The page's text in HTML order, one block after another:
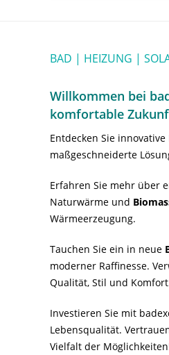
BAD | HEIZUNG |
Willkommen bei
komfortable
Entdecken Sie innovative
maßgeschneiderte
Erfahren Sie mehr über
Naturwärme und
Wärmeerzeugung.
Tauchen Sie ein in neue
moderner Raffinesse.
Qualität, Stil und
Investieren Sie mit
Lebensqualität.
Vielfalt der